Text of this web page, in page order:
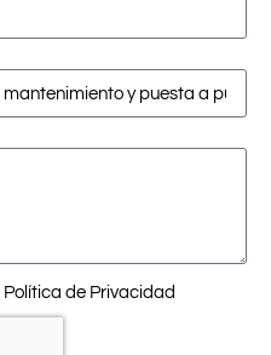
Política de Privacidad